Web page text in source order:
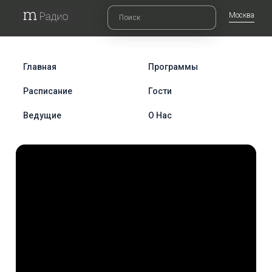
Москва
Главная Программы
Расписание Гости
Ведущие О Нас